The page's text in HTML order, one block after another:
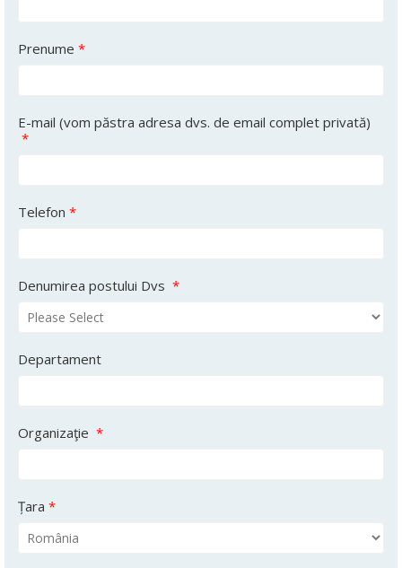
Prenume *
E-mail (vom păstra adresa dvs. de email complet privată)
*
Telefon *
Denumirea postului Dvs *
Departament
Organizaţie *
Țara *